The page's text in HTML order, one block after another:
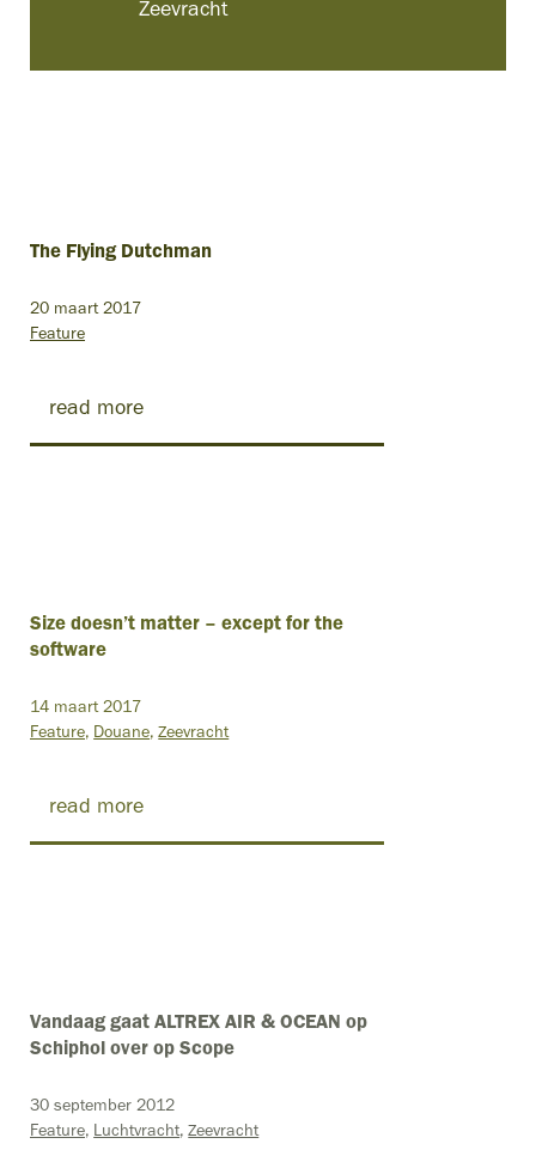
The Flying Dutchman
20 maart 2017
Feature
read more
Size doesn’t matter – except for the
software
14 maart 2017
Feature Douane Zeevracht
read more
Zeevracht
Vandaag gaat ALTREX AIR & OCEAN op
Schiphol over op Scope
30 september 2012
Feature Luchtvracht Zeevracht